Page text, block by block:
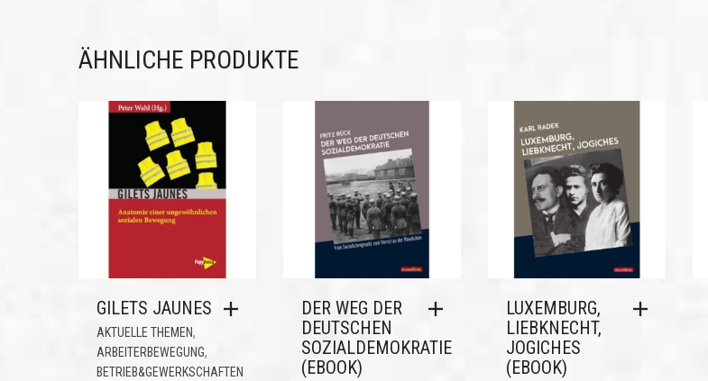
ÄHNLICHE PRODUKTE
GILETS JAUNES
AKTUELLE THEMEN,
ARBEITERBEWEGUNG,
BETRIEB&GEWERKSCHAFTEN
DER WEG DER
DEUTSCHEN
SOZIALDEMOKRATIE
(EBOOK)
LUXEMBURG,
LIEBKNECHT,
JOGICHES
(EBOOK)